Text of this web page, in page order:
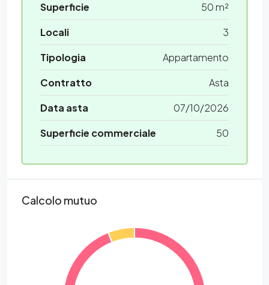
Superficie
50 m²
Locali
3
Tipologia
Appartamento
Contratto
Asta
Data asta
07/10/2026
Superficie commerciale
50
Calcolo mutuo